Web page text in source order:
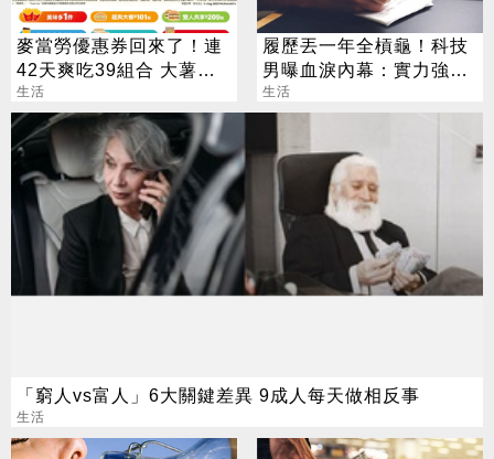
麥當勞優惠券回來了！連
42天爽吃39組合 大薯、
雞塊「加1元多1件」
生活
履歷丟一年全槓龜！科技
男曝血淚內幕：實力強也
沒用
生活
「窮人vs富人」6大關鍵差異 9成人每天做相反事
生活